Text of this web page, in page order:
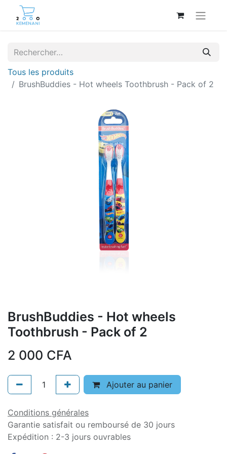
Tous les produits
BrushBuddies - Hot wheels Toothbrush - Pack of 2
BrushBuddies - Hot wheels
Toothbrush - Pack of 2
2 000 CFA
Ajouter au panier
Conditions générales
Garantie satisfait ou remboursé de 30 jours
Expédition : 2-3 jours ouvrables